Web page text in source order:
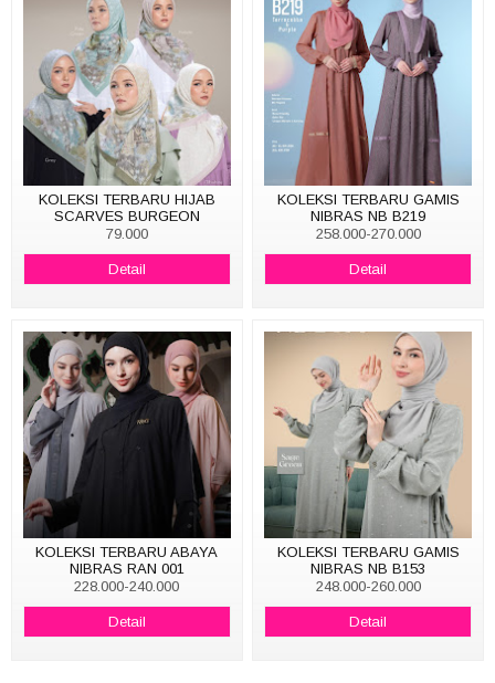
KOLEKSI TERBARU HIJAB
SCARVES BURGEON
79.000
Detail
KOLEKSI TERBARU GAMIS
NIBRAS NB B219
258.000-270.000
Detail
KOLEKSI TERBARU ABAYA
NIBRAS RAN 001
228.000-240.000
Detail
KOLEKSI TERBARU GAMIS
NIBRAS NB B153
248.000-260.000
Detail